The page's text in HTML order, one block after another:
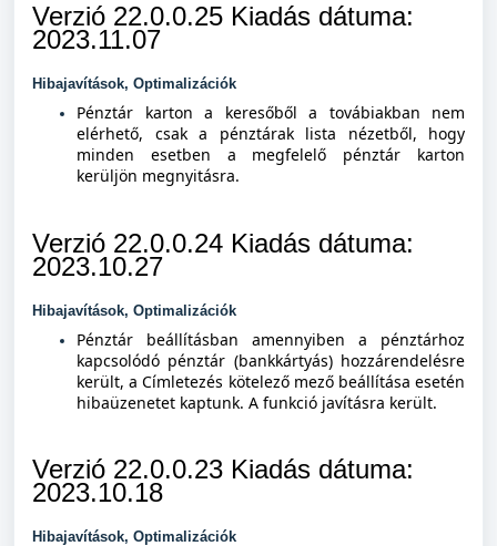
Verzió 22.0.0.25 Kiadás dátuma:
2023.11.07
Hibajavítások, Optimalizációk
Pénztár karton a keresőből a továbiakban nem
elérhető, csak a pénztárak lista nézetből, hogy
minden esetben a megfelelő pénztár karton
kerüljön megnyitásra.
Verzió 22.0.0.24 Kiadás dátuma:
2023.10.27
Hibajavítások, Optimalizációk
Pénztár beállításban amennyiben a pénztárhoz
kapcsolódó pénztár (bankkártyás) hozzárendelésre
került, a Címletezés kötelező mező beállítása esetén
hibaüzenetet kaptunk. A funkció javításra került.
Verzió 22.0.0.23 Kiadás dátuma:
2023.10.18
Hibajavítások, Optimalizációk